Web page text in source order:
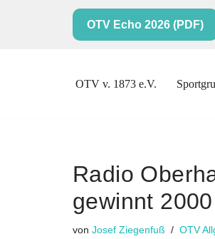
OTV Echo 2026 (PDF)
OTV v. 1873 e.V.
Radio
gewinnt
von Josef Ziegenfuß OTV